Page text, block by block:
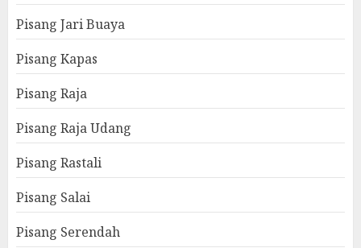
Pisang Jari Buaya
Pisang Kapas
Pisang Raja
Pisang Raja Udang
Pisang Rastali
Pisang Salai
Pisang Serendah